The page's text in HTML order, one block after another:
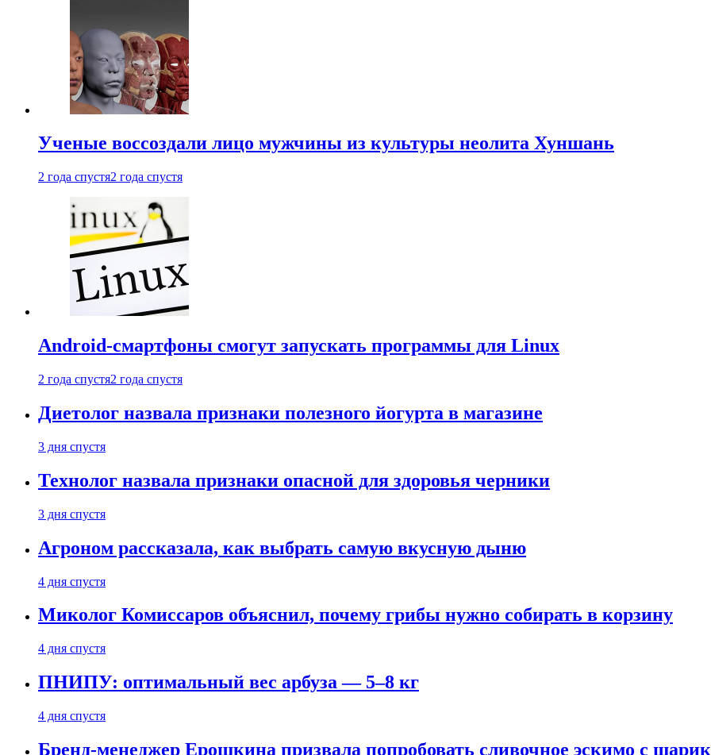
Ученые воссоздали лицо мужчины из культуры неолита Хуншань
2 года спустя2 года спустя
Android-смартфоны смогут запускать программы для Linux
2 года спустя2 года спустя
Диетолог назвала признаки полезного йогурта в магазине
3 дня спустя
Технолог назвала признаки опасной для здоровья черники
3 дня спустя
Агроном рассказала, как выбрать самую вкусную дыню
4 дня спустя
Миколог Комиссаров объяснил, почему грибы нужно собирать в корзину
4 дня спустя
ПНИПУ: оптимальный вес арбуза — 5–8 кг
4 дня спустя
Бренд-менеджер Ерошкина призвала попробовать сливочное эскимо с